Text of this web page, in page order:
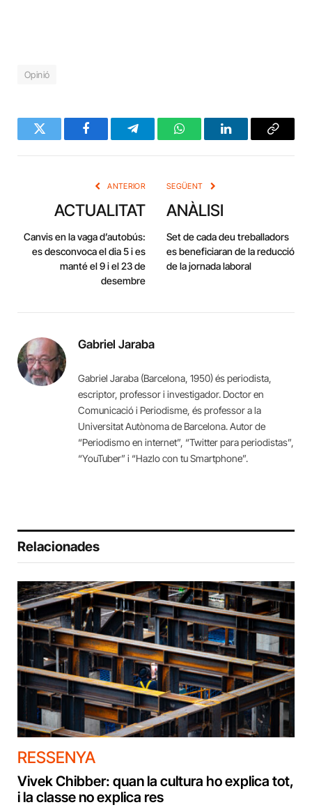
Opinió
Twitter FacebookTelegramWhatsAppLinkedInCopy
ANTERIOR
ACTUALITAT
Canvis en la vaga d’autobús:
es desconvoca el dia 5 i es
manté el 9 i el 23 de
desembre
SEGÜENT
ANÀLISI
Set de cada deu treballadors
es beneficiaran de la reducció
de la jornada laboral
Gabriel Jaraba
Gabriel Jaraba (Barcelona, 1950) és periodista,
escriptor, professor i investigador. Doctor en
Comunicació i Periodisme, és professor a la
Universitat Autònoma de Barcelona. Autor de
“Periodismo en internet”, “Twitter para periodistas”,
“YouTuber” i “Hazlo con tu Smartphone”.
Relacionades
RESSENYA
Vivek Chibber: quan la cultura ho explica tot,
i la classe no explica res